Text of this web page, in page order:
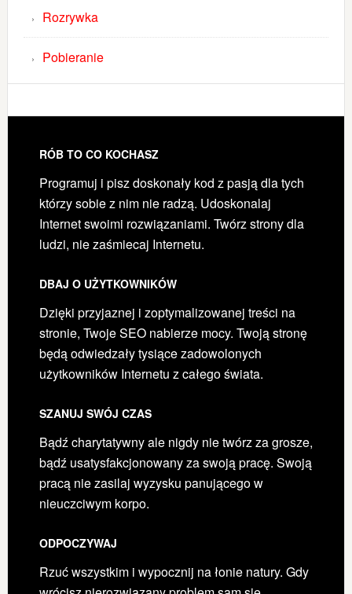
Rozrywka
Pobieranie
RÓB TO CO KOCHASZ
Programuj i pisz doskonały kod z pasją dla tych
którzy sobie z nim nie radzą. Udoskonalaj
Internet swoimi rozwiązaniami. Twórz strony dla
ludzi, nie zaśmiecaj Internetu.
DBAJ O UŻYTKOWNIKÓW
Dzięki przyjaznej i zoptymalizowanej treści na
stronie, Twoje SEO nabierze mocy. Twoją stronę
będą odwiedzały tysiące zadowolonych
użytkowników Internetu z całego świata.
SZANUJ SWÓJ CZAS
Bądź charytatywny ale nigdy nie twórz za grosze,
bądź usatysfakcjonowany za swoją pracę. Swoją
pracą nie zasilaj wyzysku panującego w
nieuczciwym korpo.
ODPOCZYWAJ
Rzuć wszystkim i wypocznij na łonie natury. Gdy